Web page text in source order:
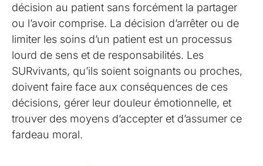
décision au patient sans forcément la partager
ou l’avoir comprise. La décision d’arrêter ou de
limiter les soins d’un patient est un processus
lourd de sens et de responsabilités. Les
SURvivants, qu’ils soient soignants ou proches,
doivent faire face aux conséquences de ces
décisions, gérer leur douleur émotionnelle, et
trouver des moyens d’accepter et d’assumer ce
fardeau moral.